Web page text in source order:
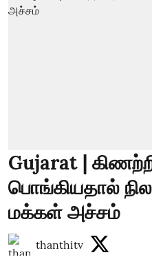
Gujarat |
பொங்கியதால்
மக்கள் அச்சம்
thanthitv